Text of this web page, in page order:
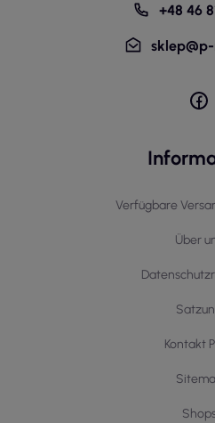
+48 46
Verfügbare
Über
Kontakt